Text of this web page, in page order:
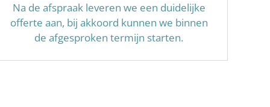
Na de afspraak leveren we een duidelijke
offerte aan, bij akkoord kunnen we binnen
de afgesproken termijn starten.